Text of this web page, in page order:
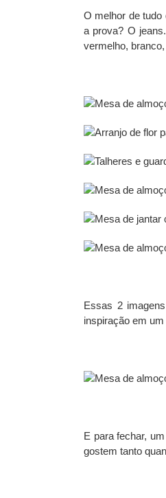
O melhor de tudo
a prova? O
vermelho,
Essas 2
inspiração em
E para fechar,
gostem tanto